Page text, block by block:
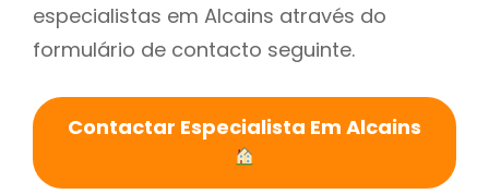
especialistas em Alcains através do
formulário de contacto seguinte.
Contactar Especialista Em Alcains